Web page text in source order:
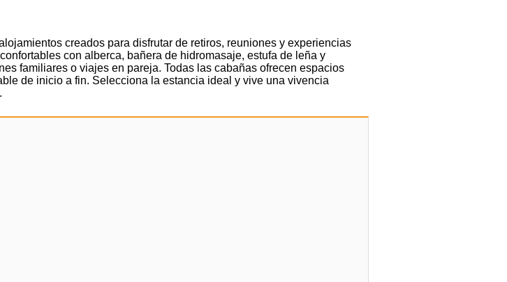
creados para disfrutar de retiros, reuniones y experiencias
con alberca, bañera de hidromasaje, estufa de leña y
familiares o viajes en pareja. Todas las cabañas ofrecen espacios
de inicio a fin. Selecciona la estancia ideal y vive una vivencia